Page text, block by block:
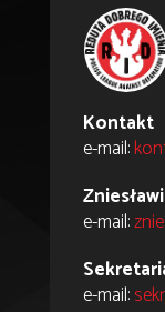
Kontakt
e-mail:
e-mail:
e-mail: